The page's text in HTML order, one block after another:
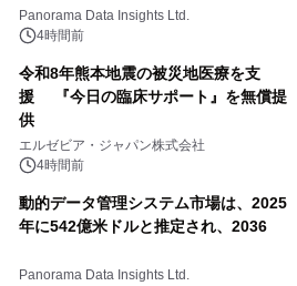
すると予測されており、予測期間
（2026年～2036年）
Panorama Data Insights Ltd.
4時間前
令和8年熊本地震の被災地医療を支
援 『今日の臨床サポート』を無償提
供
エルゼビア・ジャパン株式会社
4時間前
動的データ管理システム市場は、2025
年に542億米ドルと推定され、2036
Panorama Data Insights Ltd.